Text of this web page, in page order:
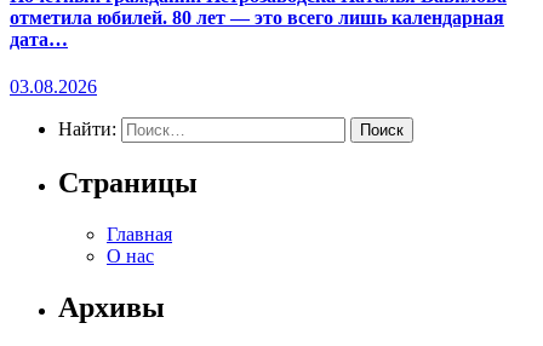
отметила юбилей. 80 лет — это всего лишь календарная
дата…
03.08.2026
Найти:
Страницы
Главная
О нас
Архивы